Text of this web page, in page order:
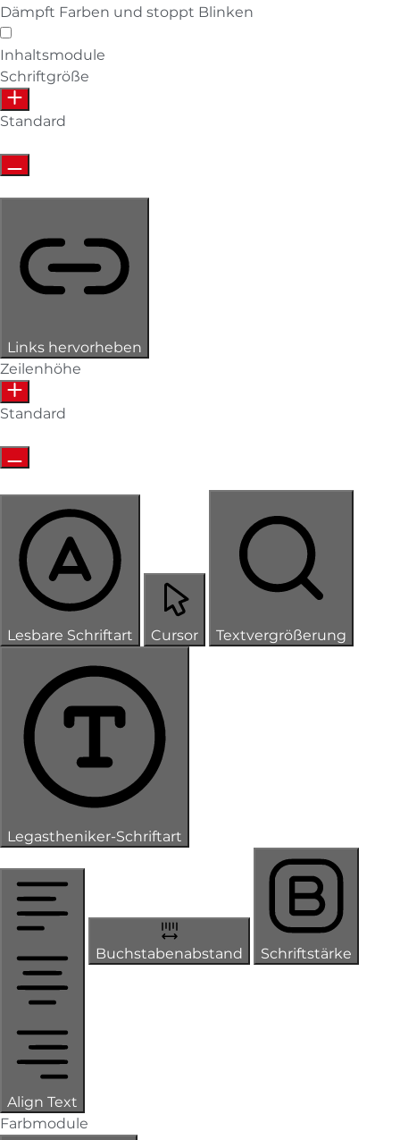
Dämpft Farben und stoppt Blinken
Epilepsie-sicherer Modus
Inhaltsmodule
Schriftgröße
Standard
Links hervorheben
Zeilenhöhe
Standard
Lesbare Schriftart Cursor Textvergrößerung
Legastheniker-Schriftart
Align Text
Buchstabenabstand Schriftstärke
Farbmodule